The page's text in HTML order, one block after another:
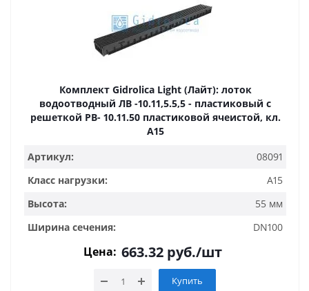
Комплект Gidrolica Light (Лайт): лоток
водоотводный ЛВ -10.11,5.5,5 - пластиковый с
решеткой РВ- 10.11.50 пластиковой ячеистой, кл.
A15
Артикул:
08091
Класс нагрузки:
A15
Высота:
55 мм
Ширина сечения:
DN100
Цена: 663.32 руб./шт
Купить